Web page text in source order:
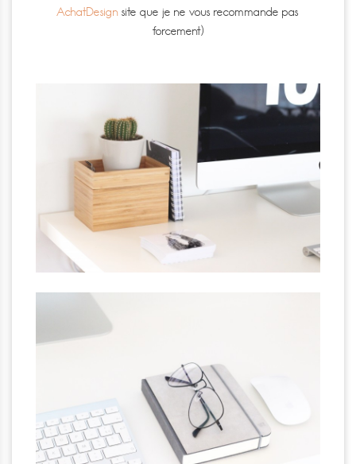
AchatDesign site que je ne vous recommande pas
forcement)